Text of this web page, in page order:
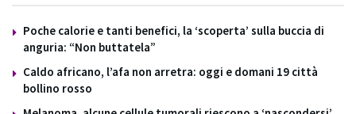
Poche calorie e tanti benefici, la ‘scoperta’ sulla buccia di
anguria: “Non buttatela”
Caldo africano, l’afa non arretra: oggi e domani 19 città
bollino rosso